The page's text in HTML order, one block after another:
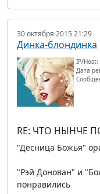
30 октября 2015 21:29
Динка-блондинка
IP/Host:
Дата
RE: ЧТО НЫНЧЕ
"Десница Божья"
"Рэй Донован" и
понравились